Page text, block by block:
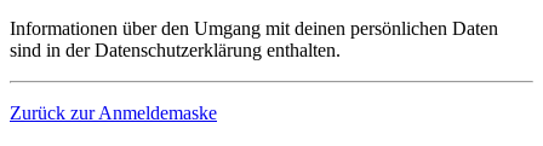
Informationen über den Umgang mit deinen persönlichen Daten
sind in der Datenschutzerklärung enthalten.
Zurück zur Anmeldemaske